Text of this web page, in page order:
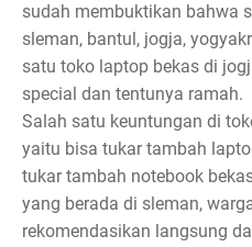
sudah membuktikan bahwa
sleman, bantul, jogja,
satu toko laptop bekas di
special dan tentunya ramah.
Salah satu keuntungan di
yaitu bisa tukar tambah
tukar tambah notebook
yang berada di sleman,
rekomendasikan langsung